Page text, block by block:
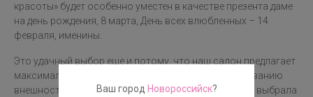
красоты» будет особенно уместен в качестве презента даме
на день рождения, 8 марта, День всех влюбленных – 14
февраля, именины.
Это удачный выбор еще и потому, что наш салон предлагает
максимальное количество услуг по совершенствованию
внешности. Какую бы процедуру в нашем салоне ни выбрала
Ваш город Новороссийск?